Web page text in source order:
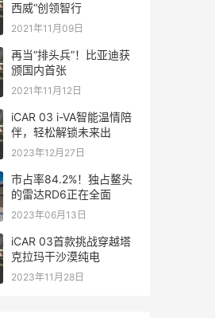
西威“创领智行
2021年11月09日
再当“排头兵”！比亚迪获
颁国内首张
2021年11月12日
iCAR 03 i-VA智能温情陪
伴，轻松解锁未来出
2023年12月27日
市占率84.2%！独占鳌头
的雷达RD6正在全面
2023年06月13日
iCAR 03首款挑战穿越塔
克拉玛干沙漠纯电
2023年11月28日